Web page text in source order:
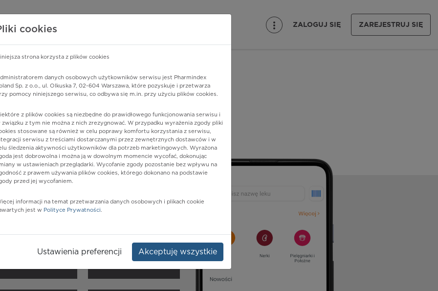
o lekach
PHARMINDEX ZALOGUJ SIĘ ZAREJESTRUJ SIĘ
ochrony zdrowia
INHALATORY
cookies
strona korzysta z plików cookies
danych osobowych użytkowników serwisu jest Pharmindex
Sp. z o.o., ul. Olkuska 7, 02-604 Warszawa, które pozyskuje i przetwarza
pomocy niniejszego serwisu, co odbywa się m.in. przy użyciu plików cookies.
z plików cookies są niezbędne do prawidłowego funkcjonowania serwisu i
związku z tym nie można z nich zrezygnować. W przypadku wyrażenia zgody pliki
stosowane są również w celu poprawy komfortu korzystania z serwisu,
serwisu z treściami dostarczanymi przez zewnętrznych dostawców i w
śledzenia aktywności użytkowników dla potrzeb marketingowych. Wyrażona
jest dobrowolna i można ją w dowolnym momencie wycofać, dokonując
w ustawieniach przeglądarki. Wycofanie zgody pozostanie bez wpływu na
z prawem używania plików cookies, którego dokonano na podstawie
przed jej wycofaniem.
informacji na temat przetwarzania danych osobowych i plikach cookie
jest w Polityce Prywatności.
Ustawienia preferencji Akceptuję wszystkie